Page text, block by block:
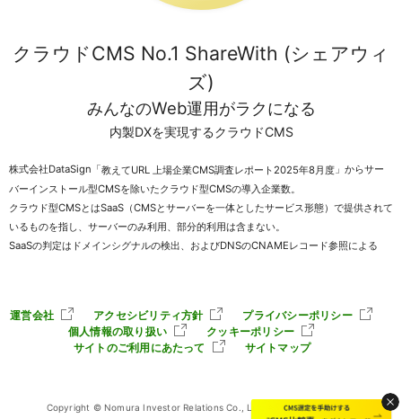
クラウドCMS No.1 ShareWith (シェアウィ
ズ)
みんなのWeb運用がラクになる
内製DXを実現するクラウドCMS
株式会社DataSign「教えてURL 上場企業CMS調査レポート2025年8月度 」からサー
バーインストール型CMSを除いたクラウド型CMSの導入企業数。
クラウド型CMSとはSaaS（CMSとサーバーを一体としたサービス形態）で提供されて
いるものを指し、サーバーのみ利用、部分的利用は含まない。
SaaSの判定はドメインシグナルの検出、およびDNSのCNAMEレコード参照による
運営会社 アクセシビリティ方針
プライバシーポリシー
個人情報の取り扱い
クッキーポリシー
サイトのご利用にあたって
サイトマップ
Copyright © Nomura Investor Relations Co., Ltd. All Rights Reserved.